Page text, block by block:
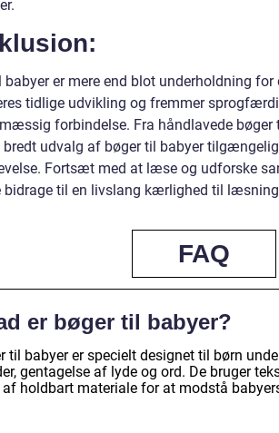
babyer er mere end blot underholdning
tidlige udvikling og fremmer
forbindelse. Fra håndlavede bøger
bredt udvalg af bøger til babyer
Fortsæt med at læse og udforske
bidrage til en livslang kærlighed til
FAQ
er bøger til babyer?
til babyer er specielt designet til børn
gentagelse af lyde og ord. De bruger
holdbart materiale for at modstå